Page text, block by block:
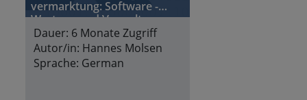
vermarktung: Software -
Wartung und Verwaltung von
Softwarekomponenten
Dauer: 6 Monate Zugriff
Autor/in: Hannes Molsen
Sprache: German